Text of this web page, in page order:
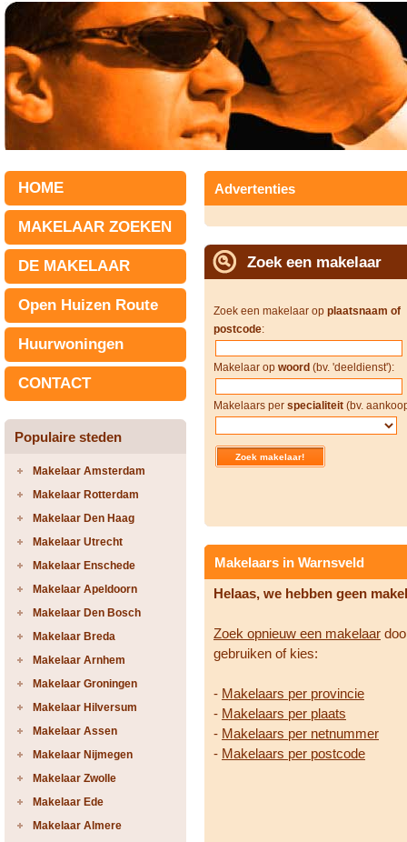
HOME
MAKELAAR ZOEKEN
DE MAKELAAR
Open Huizen Route
Huurwoningen
CONTACT
Populaire steden
Makelaar Amsterdam
Makelaar Rotterdam
Makelaar Den Haag
Makelaar Utrecht
Makelaar Enschede
Makelaar Apeldoorn
Makelaar Den Bosch
Makelaar Breda
Makelaar Arnhem
Makelaar Groningen
Makelaar Hilversum
Makelaar Assen
Makelaar Nijmegen
Makelaar Zwolle
Makelaar Ede
Makelaar Almere
Advertenties
Zoek een makelaar
Zoek een makelaar op plaatsnaam of
postcode:
Makelaar op woord (bv. 'deeldienst'):
Makelaars per specialiteit (bv.
Makelaars in Warnsveld
Helaas, we hebben geen
Zoek opnieuw een makelaar
gebruiken of kies:
- Makelaars per provincie
- Makelaars per plaats
- Makelaars per netnummer
- Makelaars per postcode